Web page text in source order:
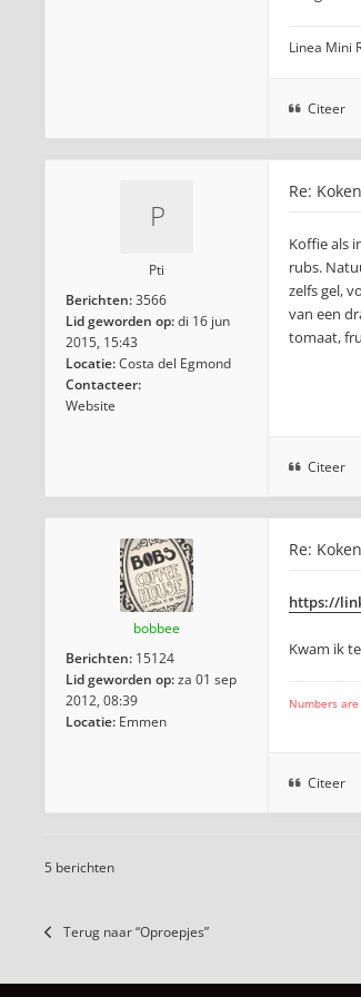
Linea Mini
Citeer
Pti
Berichten:3566
Lid geworden op:di 16 jun
2015, 15:43
Locatie:Costa del Egmond
Contacteer:
Website
Re:
Koffie als
rubs.
zelfs gel,
van een
tomaat,
Citeer
bobbee
Berichten: 15124
Lid geworden op:za 01 sep
2012, 08:39
Locatie: Emmen
Re:
https://
Kwam ik
Numbers
Citeer
5 berichten
Terug naar “Oproepjes”